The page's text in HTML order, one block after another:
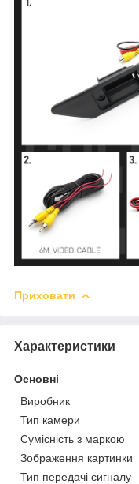
Приховати
Характеристики
Основні
Виробник
Тип камери
Сумісність з маркою
Зображення картинки
Тип передачі сигналу